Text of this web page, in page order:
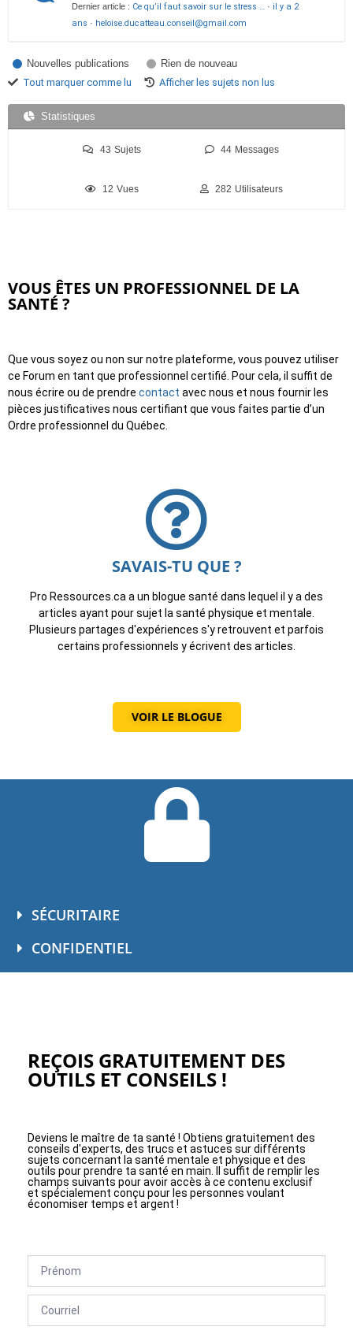
Dernier article : Ce qu’il faut savoir sur le stress … · il y a 2
ans · heloise.ducatteau.conseil@gmail.com
Nouvelles publications
Rien de nouveau
Tout marquer comme lu
Afficher les sujets non lus
Statistiques
43 Sujets 44 Messages
12 Vues 282 Utilisateurs
VOUS ÊTES UN PROFESSIONNEL DE LA
SANTÉ ?
Que vous soyez ou non sur notre plateforme, vous pouvez utiliser
ce Forum en tant que professionnel certifié. Pour cela, il suffit de
nous écrire ou de prendre contact avec nous et nous fournir les
pièces justificatives nous certifiant que vous faites partie d’un
Ordre professionnel du Québec.
SAVAIS-TU QUE ?
Pro Ressources.ca a un blogue santé dans lequel il y a des
articles ayant pour sujet la santé physique et mentale.
Plusieurs partages d'expériences s'y retrouvent et parfois
certains professionnels y écrivent des articles.
VOIR LE BLOGUE
SÉCURITAIRE
CONFIDENTIEL
REÇOIS GRATUITEMENT DES
OUTILS ET CONSEILS !
Deviens le maître de ta santé ! Obtiens gratuitement des
conseils d'experts, des trucs et astuces sur différents
sujets concernant la santé mentale et physique et des
outils pour prendre ta santé en main. Il suffit de remplir les
champs suivants pour avoir accès à ce contenu exclusif
et spécialement conçu pour les personnes voulant
économiser temps et argent !